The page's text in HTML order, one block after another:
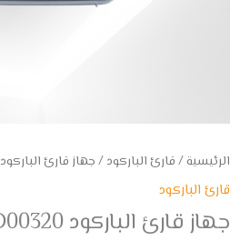
الرئيسية/قارئ الباركود/ جهاز قارئ الباركود EZ-SD00320
قارئ الباركود
جهاز قارئ الباركود EZ-SD00320